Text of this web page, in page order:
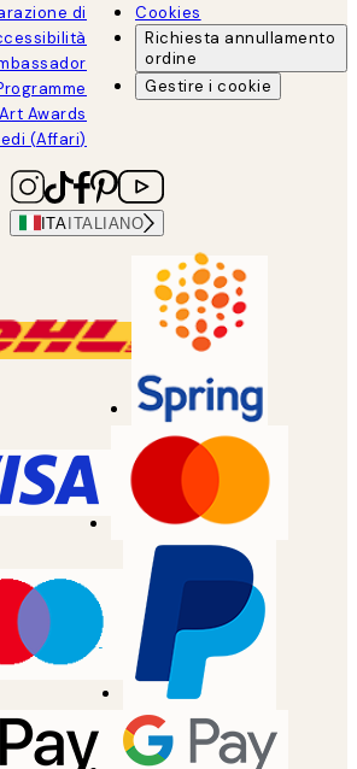
di
Art Awards
(Affari)
Cookies
Richiesta annullamento
ordine
Gestire i cookie
ITAITALIANO